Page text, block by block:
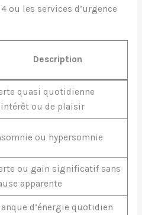
ou les services d’urgence
Description
quasi quotidienne
ou de plaisir
ou hypersomnie
ou gain significatif sans
apparente
d’énergie quotidien